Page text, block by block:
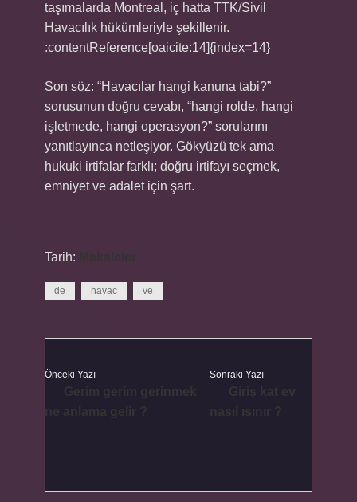
taşımalarda Montreal, iç hatta TTK/Sivil
Havacılık hükümleriyle şekillenir.
:contentReference[oaicite:14]{index=14}
Son söz: “Havacılar hangi kanuna tabi?”
sorusunun doğru cevabı, “hangi rolde, hangi
işletmede, hangi operasyon?” sorularını
yanıtlayınca netleşiyor. Gökyüzü tek ama
hukuki irtifalar farklı; doğru irtifayı seçmek,
emniyet ve adalet için şart.
Tarih: Makaleler
de havac ve
Önceki Yazı Sonraki Yazı